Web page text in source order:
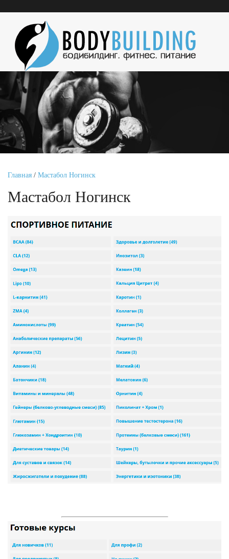
Главная / Мастабол Ногинск
Мастабол Ногинск